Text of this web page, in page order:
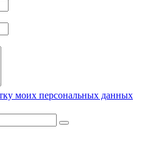
моих персональных данных